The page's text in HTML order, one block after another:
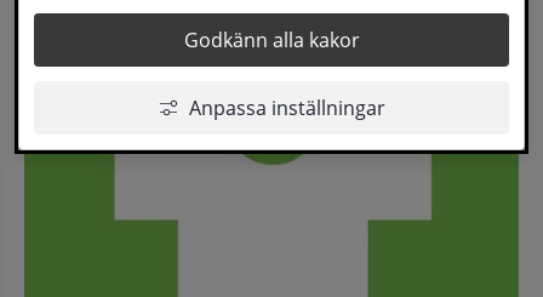
Godkänn alla kakor
Anpassa inställningar
oktober ska du inte längre lämna den till
textilinsamlingen – utan kan slänga den i